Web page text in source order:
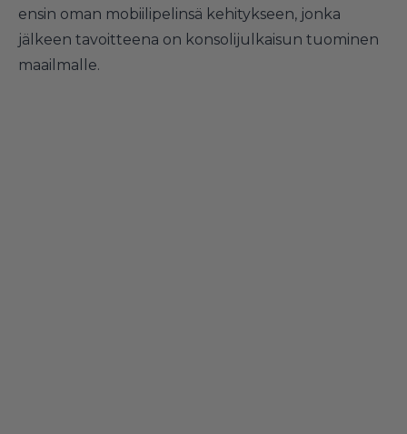
ensin oman mobiilipelinsä kehitykseen, jonka
jälkeen tavoitteena on konsolijulkaisun tuominen
maailmalle.